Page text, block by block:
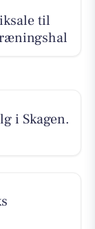
til
i Skagen.